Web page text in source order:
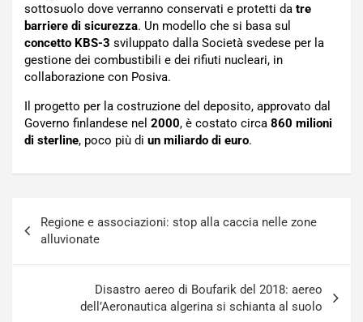
sottosuolo dove verranno conservati e protetti da tre
barriere di sicurezza. Un modello che si basa sul
concetto KBS-3 sviluppato dalla Società svedese per la
gestione dei combustibili e dei rifiuti nucleari, in
collaborazione con Posiva.
Il progetto per la costruzione del deposito, approvato dal
Governo finlandese nel 2000, è costato circa 860 milioni
di sterline, poco più di un miliardo di euro.
articoli
Regione e associazioni: stop alla caccia nelle zone
alluvionate
Disastro aereo di Boufarik del 2018: aereo
dell’Aeronautica algerina si schianta al suolo